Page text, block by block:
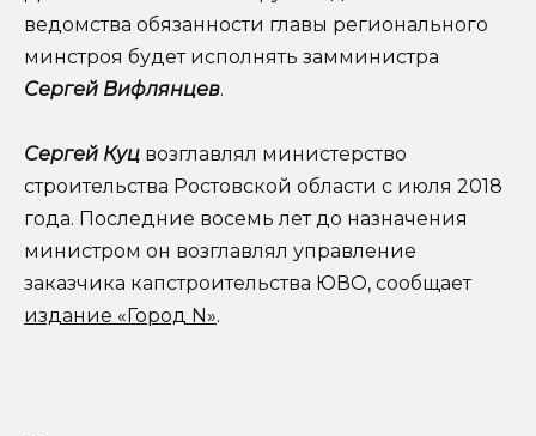
ведомства обязанности главы регионального
минстроя будет исполнять замминистра
Сергей Вифлянцев.
Сергей Куц возглавлял министерство
строительства Ростовской области с июля 2018
года. Последние восемь лет до назначения
министром он возглавлял управление
заказчика капстроительства ЮВО, сообщает
издание «Город N».